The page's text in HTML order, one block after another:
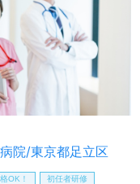
てお問い合わせ/ご
収交渉など完全無
公開求人も取扱い
活動！お問い合わ
院/東京都足立区
OK！ 初任者研修